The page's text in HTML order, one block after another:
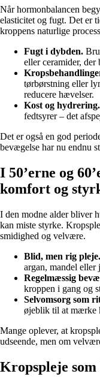
Når hormonbalancen
elasticitet og fugt. Det er
kroppens naturlige
Fugt i dybden.
eller ceramider, der
tørbørstning eller
reducere hævelser.
Kost og hydrering.
fedtsyrer – det
Det er også en god
bevægelse har nu endnu
I 50’erne og
komfort og
I den modne alder bliver
kan miste styrke.
smidighed og velvære.
Blid, men rig pleje.
argan, mandel
Regelmæssig
kroppen i gang og
Selvomsorg som
øjeblik til at mærke
Mange oplever, at
udseende, men om
Kropspleje